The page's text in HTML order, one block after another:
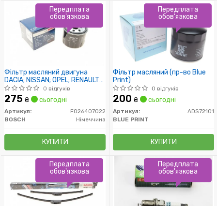
Фільтр масляний двигуна
DACIA; NISSAN; OPEL; RENAULT
(пр-во Bosch)0 відгуків
275 ₴ сьогодні
Артикул:
F026407022
BOSCH
Німеччина
КУПИТИ
Передплата
обов'язкова
Фільтр масляний (пр-во Blue
Print)
0 відгуків
200 ₴ сьогодні
Артикул:
ADS72101
BLUE PRINT
КУПИТИ
Передплата
обов'язкова
Передплата
обов'язкова
Передплата
обов'язкова